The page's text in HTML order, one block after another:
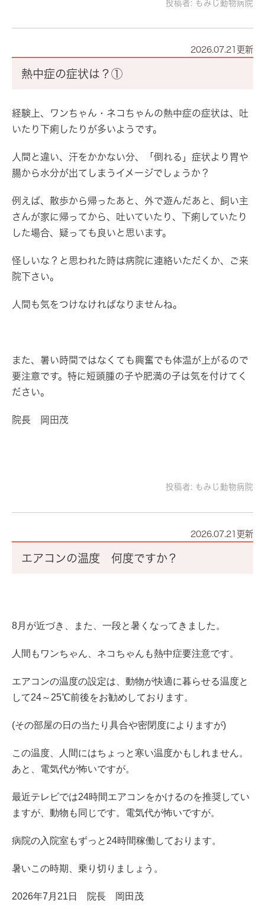
投稿者: もみじ動物病院
2026.07.21更新
熱中症の症状は？①
経験上、ワンちゃん・ネコちゃんの熱中症の症状は、吐
いたり下痢したりが多いようです。
人間と違い、汗をかかない分、「倒れる」症状より胃や
腸から水分が出てしまうイメージでしょうか？
例えば、散歩から帰ったあと、外で遊んだあと、飼い主
さんが家に帰ってから、吐いていたり、下痢していたり
した場合、疑っても良いと思います。
怪しいな？と思われた時は病院に連絡いただくか、ご来
院下さい。
人間も気をつけなければなりませんね。
また、暑い時間ではなくても興奮でも体温が上がるので
要注意です。特に短頭腫の子や肥満の子は気を付けてく
ださい。
院長 岡田茂
投稿者: もみじ動物病院
2026.07.21更新
エアコンの温度 何度ですか？
8月が近づき、また、一段と暑くなってきました。
人間もワンちゃん、ネコちゃんも熱中症要注意です。
エアコンの温度の設定は、動物が快適に暮らせる温度と
して24～25℃前後をお勧めしております。
(その部屋の日の当たり具合や密閉度によりますが)
この温度、人間にはちょっと寒い温度かもしれません。
あと、電気代が怖いですが。
最近テレビでは24時間エアコンをかけるのを推奨してい
ますが、動物も同じです。電気代が怖いですが。
病院の入院室もずっと24時間稼働しております。
暑いこの時期、乗り切りましょう。
2026年7月21日 院長 岡田茂